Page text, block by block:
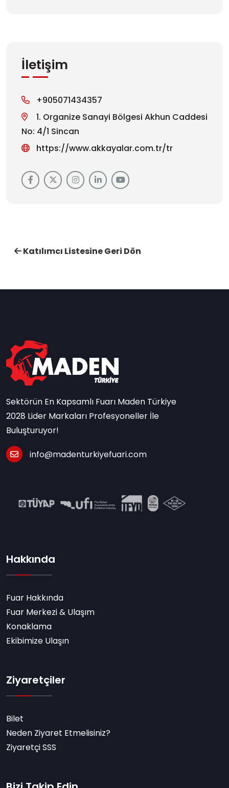
İletişim
+905071434357
1. Organize Sanayi Bölgesi Akhun Caddesi
No: 4/1 Sincan
https://www.akkayalar.com.tr/tr
Katılımcı Listesine Geri Dön
Sektörün En Kapsamlı Fuarı Maden Türkiye
2028 Lider Markaları Profesyoneller İle
Buluşturuyor!
info@madenturkiyefuari.com
Hakkında
Fuar Hakkında
Fuar Merkezi & Ulaşım
Konaklama
Ekibimize Ulaşın
Ziyaretçiler
Bilet
Neden Ziyaret Etmelisiniz?
Ziyaretçi SSS